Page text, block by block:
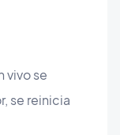
vivo se
se reinicia